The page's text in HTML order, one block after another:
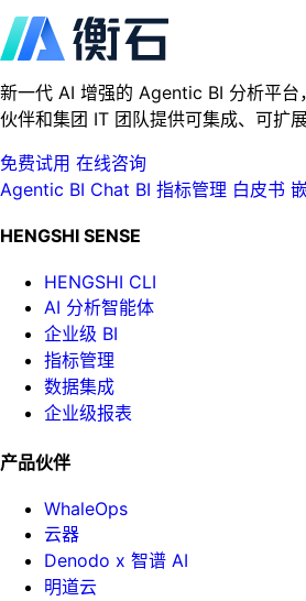
新一代 AI 增强的 Agentic BI 分析平台
伙伴和集团 IT 团队提供可集成、可扩
免费试用 在线咨询
Agentic BI Chat BI 指标管理 白皮书
HENGSHI SENSE
HENGSHI CLI
AI 分析智能体
企业级 BI
指标管理
数据集成
企业级报表
产品伙伴
WhaleOps
云器
Denodo x 智谱 AI
明道云